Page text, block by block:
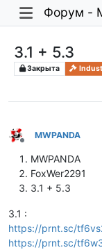
Форум -
3.1 + 5.3
Закрыта
Не в сети
MWPANDA
MWPANDA
FoxWer2291
3.1 + 5.3
3.1 :
https://prnt.sc/
https://prnt.sc/